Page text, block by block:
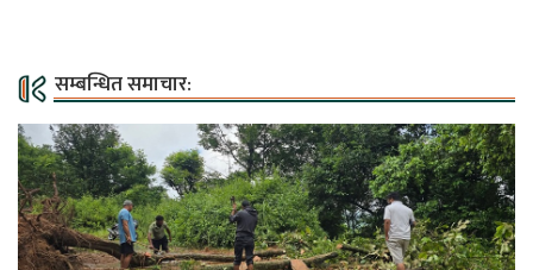
सम्बन्धित समाचार: